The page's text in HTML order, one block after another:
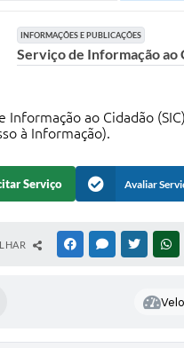
INFORMAÇÕES E PUBLICAÇÕES
Serviço de Informação ao
Informação ao Cidadão
à Informação).
Serviço Avaliar
FACEBOOKMESSENGER
TWITTER